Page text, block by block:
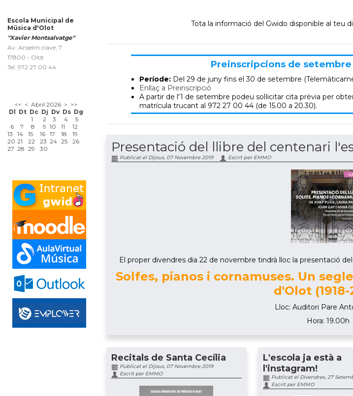
Escola Municipal de
Música d'Olot
"Xavier Montsalvatge"
Av. Anselm clavé, 7
17800 - Olot
Tel. 972 27 00 44
<< < Abril 2026 > >>
Dl
Dt Dc Dj Dv Ds Dg
1
2 3 4
5
6
7 8 9 10 11
12
13
14 15 16 17 18
19
20 21 22 23 24 25
26
27 28 29 30
Tota la informació del Gwido disponible al teu
Preinscripcions de
Període: Del 29 de juny fins el 30 de setembre
Enllaç a Preinscripció
A partir de l'1 de setembre podeu sol·licitar cita prèvia per
matrícula trucant al 972 27 00 44 (de 15.00 a 20.30).
Presentació del llibre del centenari
Publicat el Dijous, 07 Novembre 2019 Escrit per EMMO
El proper divendres dia 22 de novembre tindrà lloc la presentació
Solfes, pianos i cornamuses. Un
d'Olot (1918-
Lloc: Auditori Pare
Hora: 19.00h
Recitals de Santa Cecília
Publicat el Dijous, 07 Novembre 2019
Escrit per EMMO
L'escola ja està a
l'instagram!
Publicat el Divendres, 27
Escrit per EMMO